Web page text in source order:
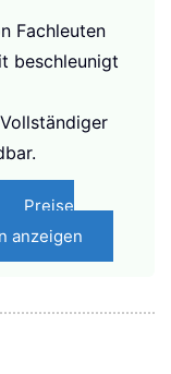
%
Fachleuten
beschleunigt